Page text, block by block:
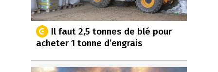
Il faut 2,5 tonnes de blé pour
acheter 1 tonne d’engrais